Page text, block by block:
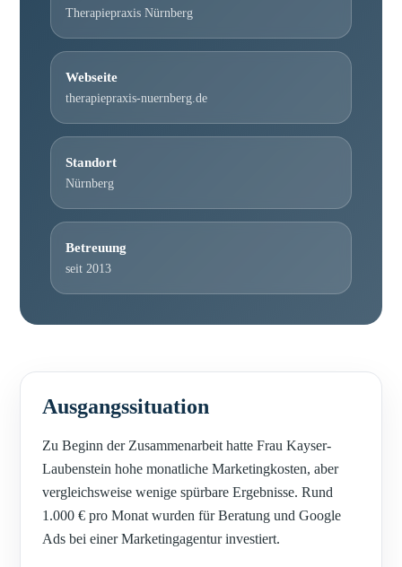
Therapiepraxis Nürnberg
Webseite
therapiepraxis-nuernberg.de
Standort
Nürnberg
Betreuung
seit 2013
Ausgangssituation
Zu Beginn der Zusammenarbeit hatte Frau Kayser-
Laubenstein hohe monatliche Marketingkosten, aber
vergleichsweise wenige spürbare Ergebnisse. Rund
1.000 € pro Monat wurden für Beratung und Google
Ads bei einer Marketingagentur investiert.